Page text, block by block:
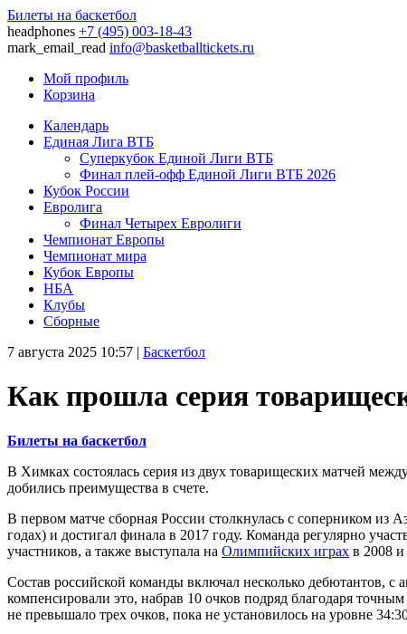
Билеты на баскетбол
headphones +7 (495) 003-18-43
mark_email_read info@basketballtickets.ru
Мой профиль
Корзина
Календарь
Единая Лига ВТБ
Суперкубок Единой Лиги ВТБ
Финал плей-офф Единой Лиги ВТБ 2026
Кубок России
Евролига
Финал Четырех Евролиги
Чемпионат Европы
Чемпионат мира
Кубок Европы
НБА
Клубы
Сборные
7 августа 2025 10:57 | Баскетбол
Как прошла серия
Билеты на баскетбол
В Химках состоялась серия из двух товарищеских матчей
добились преимущества в счете.
В первом матче сборная России столкнулась с соперником
годах) и достигал финала в 2017 году. Команда регулярно
участников, а также выступала на Олимпийских играх в 2008 и
Состав российской команды включал несколько дебютантов,
компенсировали это, набрав 10 очков подряд благодаря
не превышало трех очков, пока не установилось на уровне